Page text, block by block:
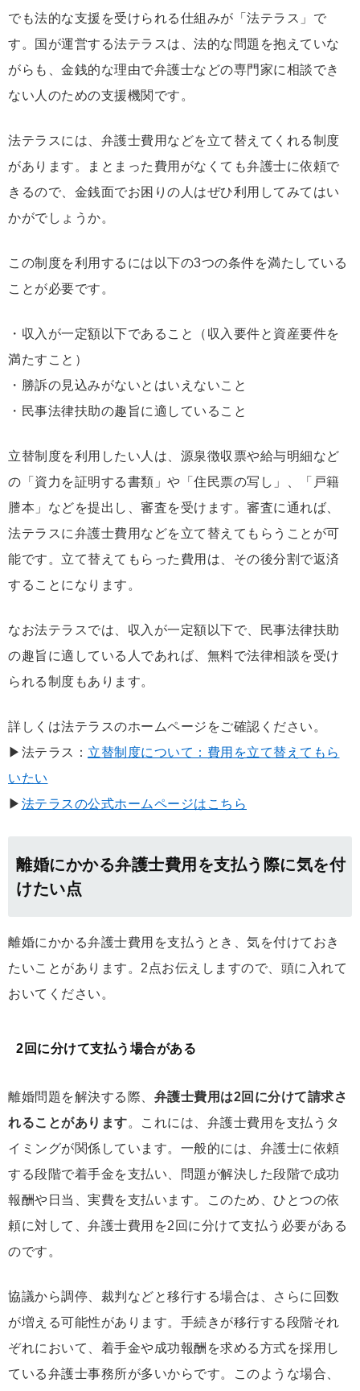
でも法的な支援を受けられる仕組みが「法テラス」で
す。国が運営する法テラスは、法的な問題を抱えていな
がらも、金銭的な理由で弁護士などの専門家に相談でき
ない人のための支援機関です。
法テラスには、弁護士費用などを立て替えてくれる制度
があります。まとまった費用がなくても弁護士に依頼で
きるので、金銭面でお困りの人はぜひ利用してみてはい
かがでしょうか。
この制度を利用するには以下の3つの条件を満たしている
ことが必要です。
・収入が一定額以下であること（収入要件と資産要件を
満たすこと）
・勝訴の見込みがないとはいえないこと
・民事法律扶助の趣旨に適していること
立替制度を利用したい人は、源泉徴収票や給与明細など
の「資力を証明する書類」や「住民票の写し」、「戸籍
謄本」などを提出し、審査を受けます。審査に通れば、
法テラスに弁護士費用などを立て替えてもらうことが可
能です。立て替えてもらった費用は、その後分割で返済
することになります。
なお法テラスでは、収入が一定額以下で、民事法律扶助
の趣旨に適している人であれば、無料で法律相談を受け
られる制度もあります。
詳しくは法テラスのホームページをご確認ください。
▶法テラス： 立替制度について：費用を立て替えてもら
いたい
▶ 法テラスの公式ホームページはこちら
離婚にかかる弁護士費用を支払う際に気を付
けたい点
離婚にかかる弁護士費用を支払うとき、気を付けておき
たいことがあります。2点お伝えしますので、頭に入れて
おいてください。
2回に分けて支払う場合がある
離婚問題を解決する際、 弁護士費用は2回に分けて請求さ
れることがあります。これには、弁護士費用を支払うタ
イミングが関係しています。一般的には、弁護士に依頼
する段階で着手金を支払い、問題が解決した段階で成功
報酬や日当、実費を支払います。このため、ひとつの依
頼に対して、弁護士費用を2回に分けて支払う必要がある
のです。
協議から調停、裁判などと移行する場合は、さらに回数
が増える可能性があります。手続きが移行する段階それ
ぞれにおいて、着手金や成功報酬を求める方式を採用し
ている弁護士事務所が多いからです。このような場合、